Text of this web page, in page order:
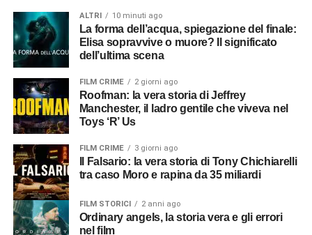
ALTRI 10 minuti ago
La forma dell’acqua, spiegazione del finale:
Elisa sopravvive o muore? Il significato
dell’ultima scena
FILM CRIME 2 giorni ago
Roofman: la vera storia di Jeffrey
Manchester, il ladro gentile che viveva nel
Toys ‘R’ Us
FILM CRIME 3 giorni ago
tra caso Moro e rapina da 35 miliardi
FILM STORICI 2 anni ago
Ordinary angels, la storia vera e gli errori
nel film